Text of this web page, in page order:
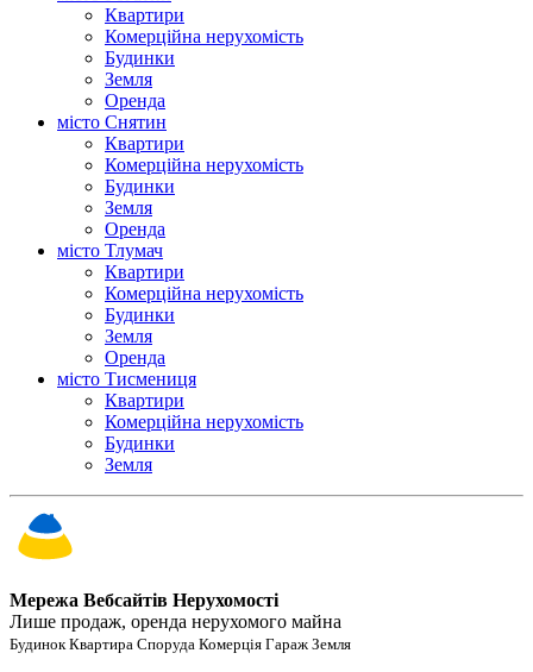
Квартири
Комерційна нерухомість
Будинки
Земля
Оренда
місто Снятин
Квартири
Комерційна нерухомість
Будинки
Земля
Оренда
місто Тлумач
Квартири
Комерційна нерухомість
Будинки
Земля
Оренда
місто Тисмениця
Квартири
Комерційна нерухомість
Будинки
Земля
Мережа Вебсайтів Нерухомості
Лише продаж, оренда нерухомого майна
Будинок Квартира Споруда Комерція Гараж Земля